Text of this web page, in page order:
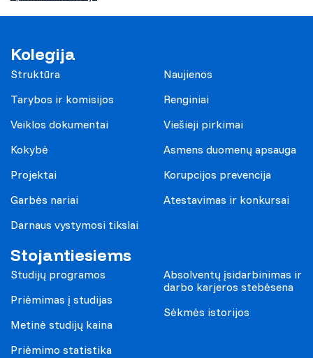
Kolegija
Struktūra
Tarybos ir komisijos
Veiklos dokumentai
Kokybė
Projektai
Garbės nariai
Darnaus vystymosi tikslai
Naujienos
Renginiai
Viešieji pirkimai
Asmens duomenų apsauga
Korupcijos prevencija
Atestavimas ir konkursai
Stojantiesiems
Studijų programos
Priėmimas į studijas
Metinė studijų kaina
Priėmimo statistika
Absolventų įsidarbinimas ir
darbo karjeros stebėsena
Sėkmės istorijos